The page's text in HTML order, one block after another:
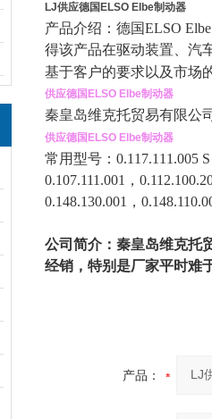
LJ供应德国ELSO Elbe制动器
产品介绍： 德国ELSO
得该产品在驱动装置、汽
基于客户的要求以及市场
供应德国ELSO Elbe制动器
秦皇岛维克托贸易有限公
供应德国ELSO Elbe制动器
常用型号：0.117.111.005
0.107.111.001，
0.148.130.001，
公司简介：秦皇岛维克托
经销，特别是厂家平时难
产品：